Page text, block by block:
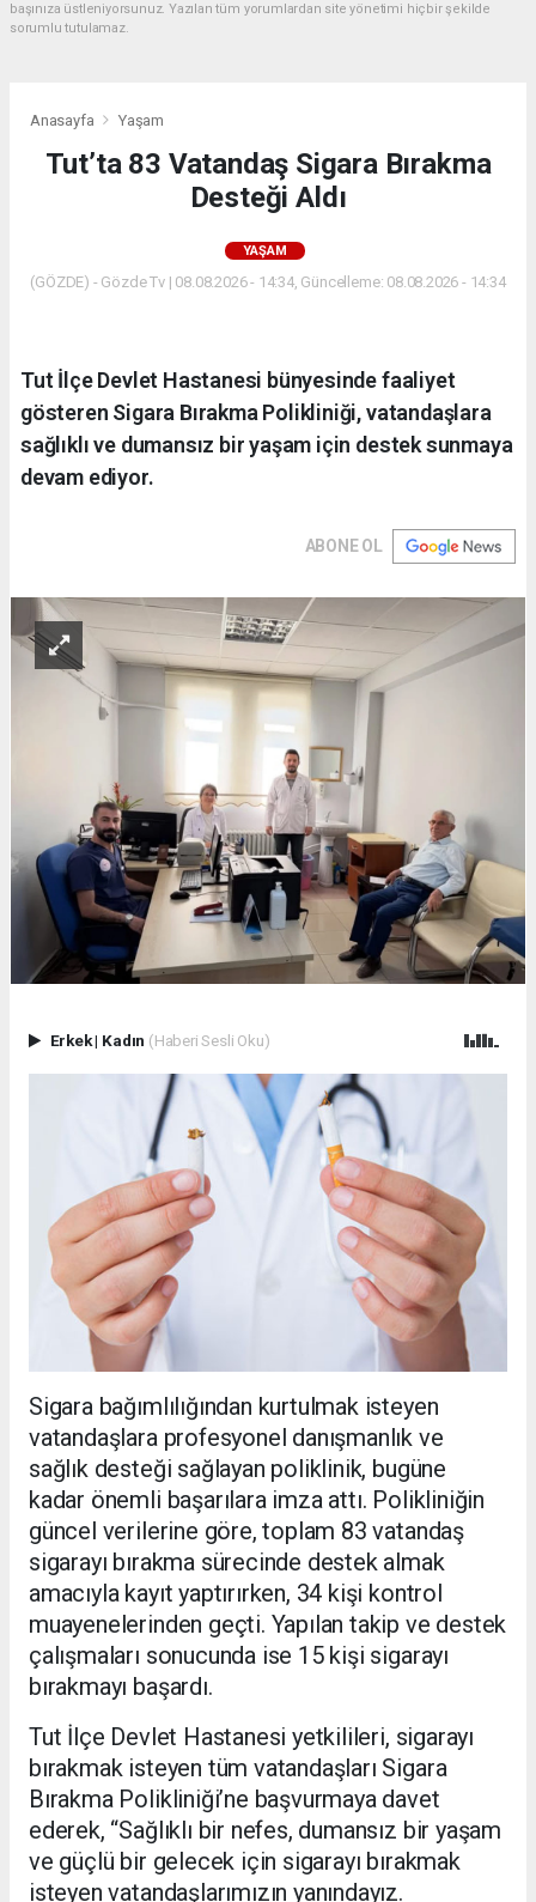
başınıza üstleniyorsunuz. Yazılan tüm yorumlardan site yönetimi hiçbir şekilde
sorumlu tutulamaz.
Anasayfa Yaşam
Tut’ta 83 Vatandaş Sigara Bırakma
Desteği Aldı
YAŞAM
(GÖZDE) - Gözde Tv | 08.08.2026 - 14:34, Güncelleme: 08.08.2026 - 14:34
Tut İlçe Devlet Hastanesi bünyesinde faaliyet
gösteren Sigara Bırakma Polikliniği, vatandaşlara
sağlıklı ve dumansız bir yaşam için destek sunmaya
devam ediyor.
ABONE OL
Erkek| Kadın (Haberi Sesli Oku)
Sigara bağımlılığından kurtulmak isteyen
vatandaşlara profesyonel danışmanlık ve
sağlık desteği sağlayan poliklinik, bugüne
kadar önemli başarılara imza attı. Polikliniğin
güncel verilerine göre, toplam 83 vatandaş
sigarayı bırakma sürecinde destek almak
amacıyla kayıt yaptırırken, 34 kişi kontrol
muayenelerinden geçti. Yapılan takip ve destek
çalışmaları sonucunda ise 15 kişi sigarayı
bırakmayı başardı.
Tut İlçe Devlet Hastanesi yetkilileri, sigarayı
bırakmak isteyen tüm vatandaşları Sigara
Bırakma Polikliniği’ne başvurmaya davet
ederek, “Sağlıklı bir nefes, dumansız bir yaşam
ve güçlü bir gelecek için sigarayı bırakmak
isteyen vatandaşlarımızın yanındayız.